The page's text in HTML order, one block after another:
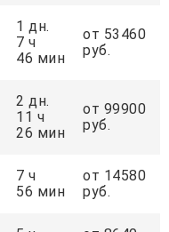
1 дн.
7 ч
46 мин
от 53460
руб.
2 дн.
11 ч
26 мин
от 99900
руб.
7 ч
56 мин
от 14580
руб.